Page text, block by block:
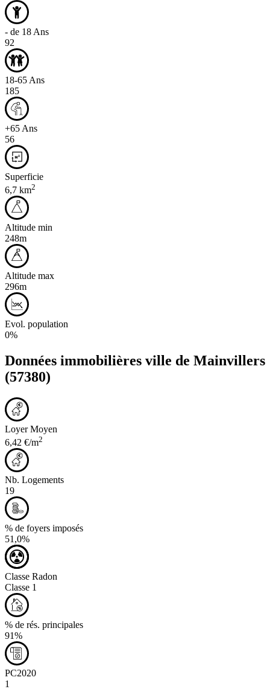
- de 18 Ans
92
18-65 Ans
185
+65 Ans
56
Superficie
6,7 km2
Altitude min
248m
Altitude max
296m
Evol. population
0%
Données immobilières ville de Mainvillers
(57380)
Loyer Moyen
6,42 €/m2
Nb. Logements
19
% de foyers imposés
51,0%
Classe Radon
Classe 1
% de rés. principales
91%
PC2020
1